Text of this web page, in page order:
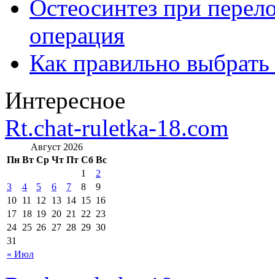
Остеосинтез при
операция
Как правильно
Интересное
Rt.chat-ruletka-18.com
Август 2026
Пн Вт Ср Чт Пт Сб Вс
« Июл
1
2
3
4 5 6 7 8
9
10 11 12 13 14 15 16
17 18 19 20 21 22 23
24 25 26 27 28 29 30
31